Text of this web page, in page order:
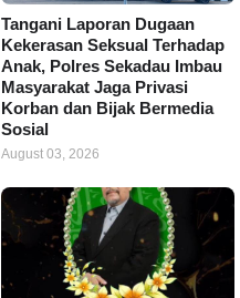
Tangani Laporan Dugaan
Kekerasan Seksual Terhadap
Anak, Polres Sekadau Imbau
Masyarakat Jaga Privasi
Korban dan Bijak Bermedia
Sosial
August 03, 2026